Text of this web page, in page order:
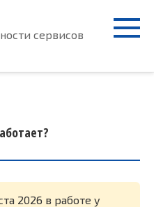
сервисов
2026 в работе у